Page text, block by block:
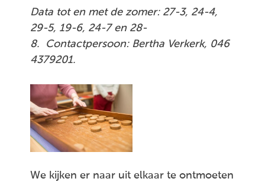
Data tot en met de zomer: 27-3, 24-4,
29-5, 19-6, 24-7 en 28-
8. Contactpersoon: Bertha Verkerk, 046
4379201.
We kijken er naar uit elkaar te ontmoeten